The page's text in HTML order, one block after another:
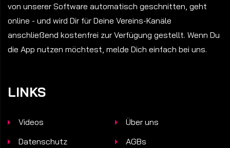
von unserer Software automatisch geschnitten, geht
online - und wird Dir für Deine Vereins-Kanäle
anschließend kostenfrei zur Verfügung gestellt. Wenn Du
die App nutzen möchtest, melde Dich einfach bei uns.
LINKS
Videos
Über uns
Datenschutz
AGBs